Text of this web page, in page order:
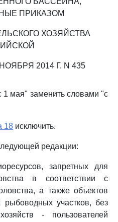
ПРИКАЗОМ
ХОЗЯЙСТВА
2014 Г. N 435
1 мая" заменить словами "с
18 исключить.
редакции:
запретных для
в соответствии с
а также объектов
рыбоводных участков, без
- пользователей